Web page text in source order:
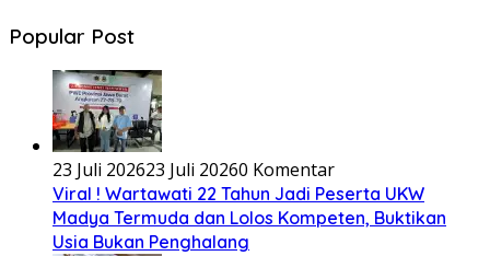
Popular Post
23 Juli 202623 Juli 20260 Komentar
Viral ! Wartawati 22 Tahun Jadi Peserta UKW
Madya Termuda dan Lolos Kompeten, Buktikan
Usia Bukan Penghalang